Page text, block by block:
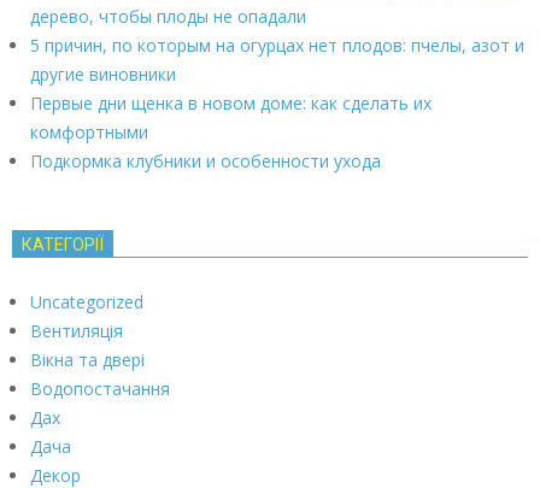
дерево, чтобы плоды не опадали
5 причин, по которым на огурцах нет плодов: пчелы, азот и
другие виновники
Первые дни щенка в новом доме: как сделать их
комфортными
Подкормка клубники и особенности ухода
КАТЕГОРІЇ
Uncategorized
Вентиляція
Вікна та двері
Водопостачання
Дах
Дача
Декор